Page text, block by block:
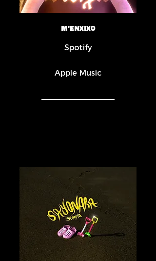
M'ENXIXO
Spotify
Apple Music